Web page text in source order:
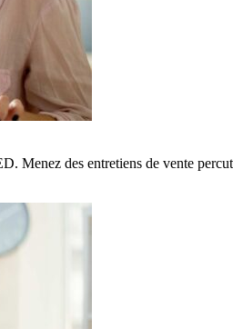
Menez des entretiens de vente